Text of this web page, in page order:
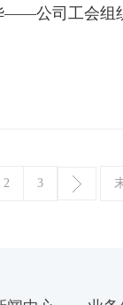
——公司工会组
2 3